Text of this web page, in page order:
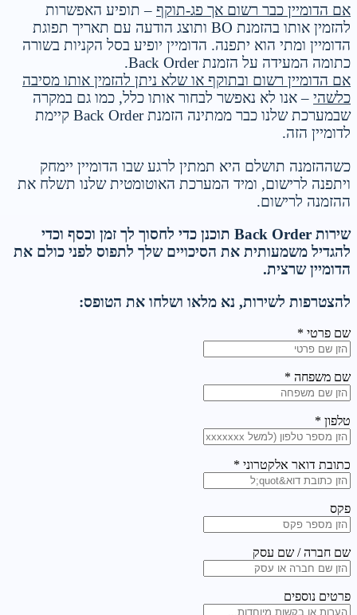
אם הדומיין כבר רשום אך פג-תוקף– תופיע האפשרות
להזמין אותו בהזמנת BO ותוצג הודעה עם תאריך תפוגת
הדומיין ומתי הוא יתפנה. הדומיין יופיע בסל הקניות בשורה
כתומה המעידה על הזמנת Back Order.
אם הדומיין רשום ובתוקף או שלא ניתן להזמין אותו מסיבה
כלשהי– אנו לא נאפשר לבחור אותו כלל, כמו גם במקרה
שבמערכת שלנו כבר ממתינה הזמנת Back Order קיימת
לדומיין הזה.
כשההזמנה תושלם היא תמתין לרגע שבו הדומיין יימחק
ויתפנה לרישום, ומיד המערכת האוטומטית שלנו תשלח את
ההזמנה לרישום.
שירות Back Order תוכנן כדי לחסוך לך זמן וכסף וכדי
להגדיל משמעותית את הסיכויים שלך לתפוס לפני כולם את
הדומיין שרצית.
להצטרפות לשירות, נא מלאו ושלחו את הטופס:
שם פרטי *
שם משפחה *
טלפון *
כתובת דואר אלקטרוני *
פקס
שם חברה / שם עסק
פרטים נוספים